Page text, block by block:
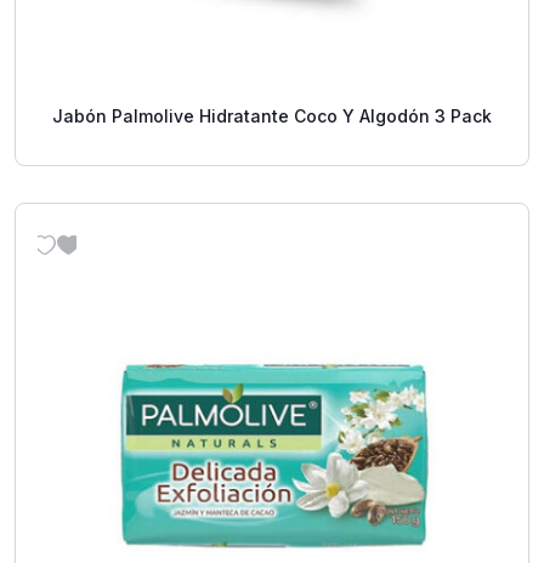
Jabón Palmolive Hidratante Coco Y Algodón 3 Pack